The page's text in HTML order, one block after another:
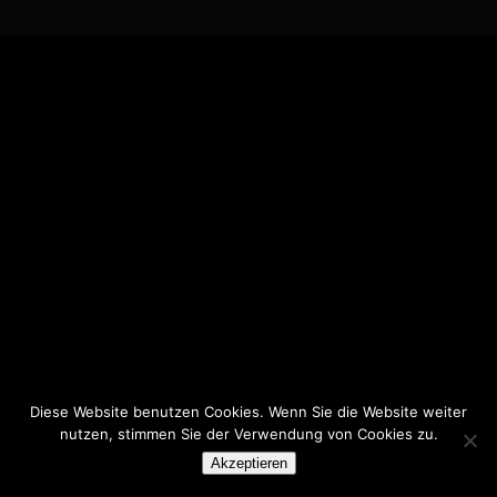
Diese Website benutzen Cookies. Wenn Sie die Website weiter
nutzen, stimmen Sie der Verwendung von Cookies zu.
Akzeptieren